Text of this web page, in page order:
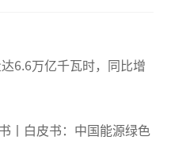
6.6万亿千瓦时，同比增
丨白皮书：中国能源绿色